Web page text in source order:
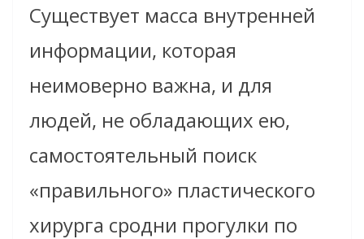
Существует масса внутренней
информации, которая
неимоверно важна, и для
людей, не обладающих ею,
самостоятельный поиск
«правильного» пластического
хирурга сродни прогулки по